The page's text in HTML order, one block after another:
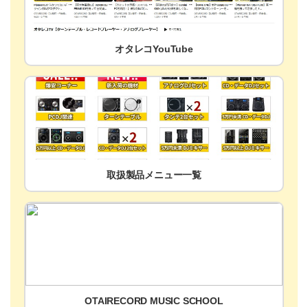
オタレコYouTube
取扱製品メニュー一覧
OTAIRECORD MUSIC SCHOOL